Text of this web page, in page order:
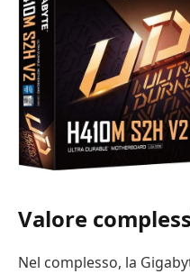
Valore
Nel complesso, la